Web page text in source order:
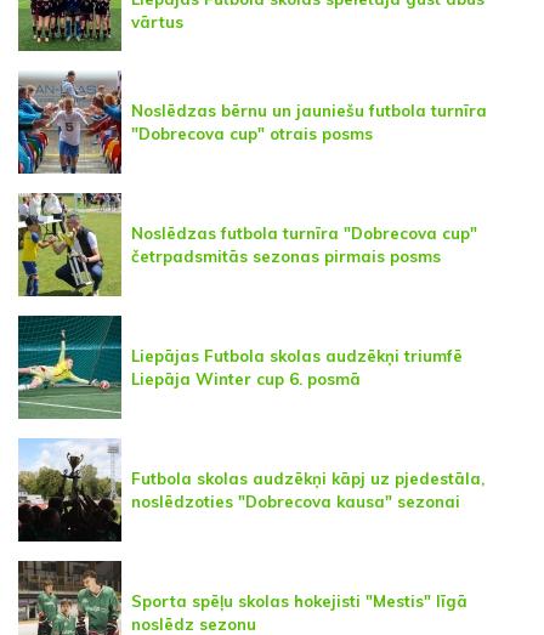
vārtus
Noslēdzas bērnu un jauniešu futbola turnīra
"Dobrecova cup" otrais posms
Noslēdzas futbola turnīra "Dobrecova cup"
četrpadsmitās sezonas pirmais posms
Liepājas Futbola skolas audzēkņi triumfē
Liepāja Winter cup 6. posmā
Futbola skolas audzēkņi kāpj uz pjedestāla,
noslēdzoties "Dobrecova kausa" sezonai
Sporta spēļu skolas hokejisti "Mestis" līgā
noslēdz sezonu